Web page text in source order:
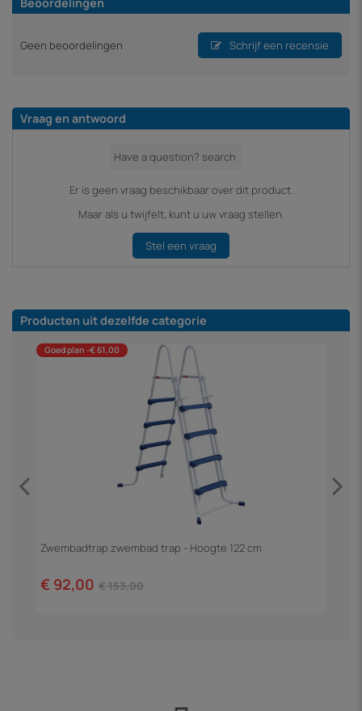
Geen beoordelingen Schrijf een recensie
Vraag en antwoord
Er is geen vraag beschikbaar over dit product.
Maar als u twijfelt, kunt u uw vraag stellen.
Stel een vraag
Producten uit dezelfde categorie
Goed plan -€ 61,00
Zwembadtrap zwembad trap - Hoogte 122 cm
€ 92,00 € 153,00